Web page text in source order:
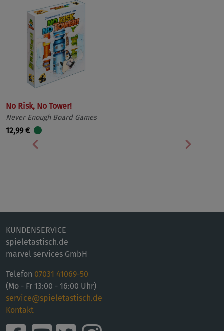
No Risk, No Tower!
Never Enough Board Games
12,99 €
Vorherige
KUNDENSERVICE
spieletastisch.de
marvel services GmbH
Telefon 07031 41069-50
(Mo - Fr 13:00 - 16:00 Uhr)
service@spieletastisch.de
Kontakt